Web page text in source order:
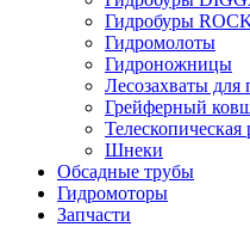
Гидробуры
Гидромолоты
Гидроножницы
Лесозахваты для
Грейферный
Телескопическая
Шнеки
Обсадные трубы
Гидромоторы
Запчасти